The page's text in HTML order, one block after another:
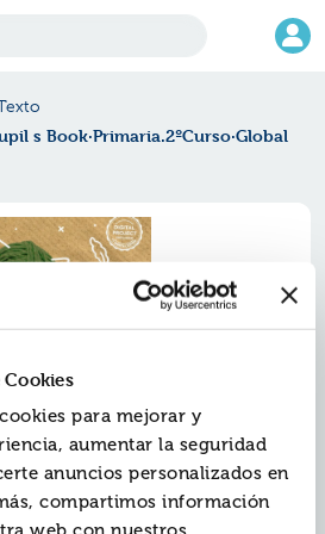
para mejorar y
aumentar la seguridad
anuncios personalizados en
compartimos información
s Book·Primaria.2ºCurso·Global
2. pupil s